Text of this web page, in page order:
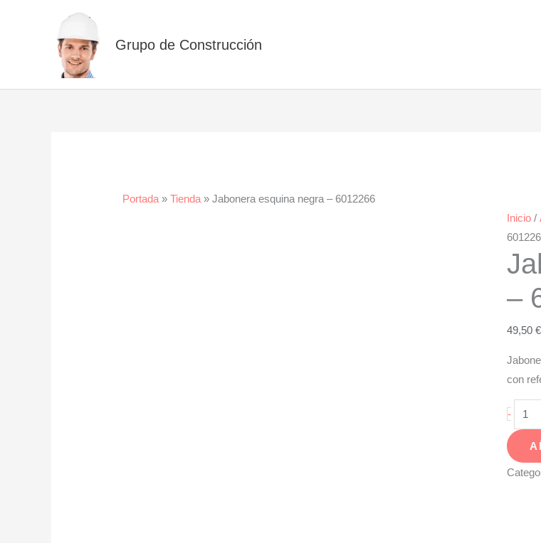
Grupo de Construcción
Portada »Tienda »Jabonera esquina negra – 6012266
Inicio /
–
49,50 €
con
-
negra